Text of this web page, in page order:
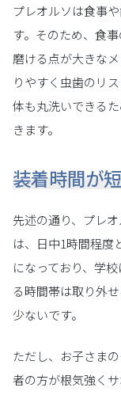
プレオルソは食事
す。そのため、食
磨ける点が大きな
りやすく虫歯のリ
体も丸洗いできる
きます。
装着時間が
先述の通り、プレ
は、日中1時間程度
になっており、学
る時間帯は取り外
少ないです。
ただし、お子さま
者の方が根気強く